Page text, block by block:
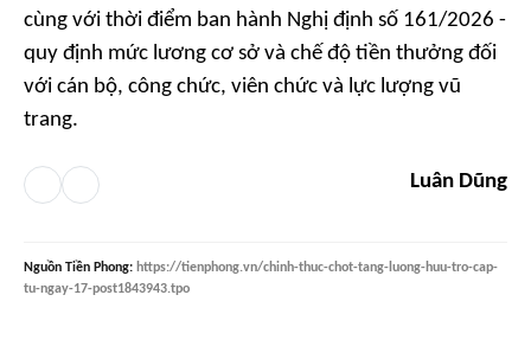
cùng với thời điểm ban hành Nghị định số 161/2026 -
quy định mức lương cơ sở và chế độ tiền thưởng đối
với cán bộ, công chức, viên chức và lực lượng vũ
trang.
Luân Dũng
Nguồn Tiền Phong: https://tienphong.vn/chinh-thuc-chot-tang-luong-huu-tro-cap-
tu-ngay-17-post1843943.tpo